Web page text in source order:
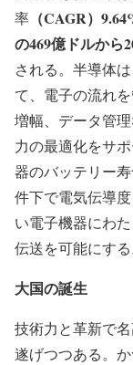
率 （CAGR）
の469億ドルから
される。半導体
て、電子の流れ
増幅、データ管
力の最適化をサ
器のバッテリー
件下で電気伝導
い電子機器にわ
伝送を可能にする
大国の誕生
技術力と革新で
遂げつつある。